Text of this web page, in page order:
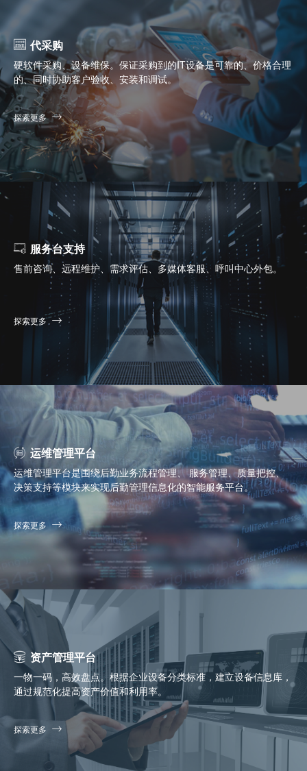
代采购
硬软件采购、设备维保。保证采购到的IT设备是可靠的、价格合理
的、同时协助客户验收、安装和调试。
探索更多
服务台支持
售前咨询、远程维护、需求评估、多媒体客服、呼叫中心外包。
探索更多
运维管理平台
运维管理平台是围绕后勤业务流程管理、 服务管理、质量把控、
决策支持等模块来实现后勤管理信息化的智能服务平台。
探索更多
资产管理平台
一物一码，高效盘点。根据企业设备分类标准，建立设备信息库，
通过规范化提高资产价值和利用率。
探索更多